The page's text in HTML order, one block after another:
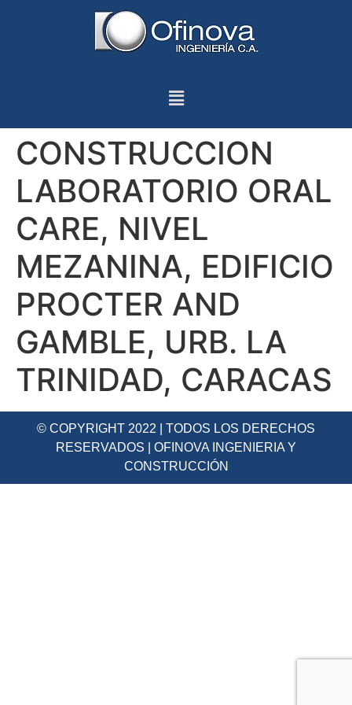
CONSTRUCCION
LABORATORIO ORAL
CARE, NIVEL
MEZANINA, EDIFICIO
PROCTER AND
GAMBLE, URB. LA
TRINIDAD, CARACAS
© COPYRIGHT 2022 | TODOS LOS DERECHOS
RESERVADOS | OFINOVA INGENIERIA Y
CONSTRUCCIÓN